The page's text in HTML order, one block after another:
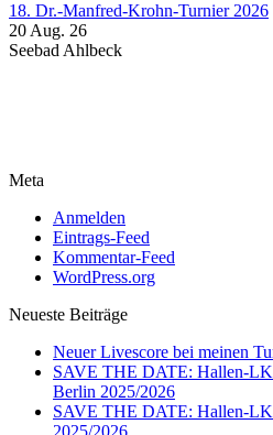
18. Dr.-Manfred-Krohn-Turnier 2026
20 Aug. 26
Seebad Ahlbeck
Meta
Anmelden
Eintrags-Feed
Kommentar-Feed
WordPress.org
Neueste Beiträge
Neuer Livescore bei meinen
SAVE THE DATE: Hallen-
Berlin 2025/2026
SAVE THE DATE: Hallen-